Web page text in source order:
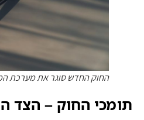
החוק החדש סוגר את מערכת
תומכי החוק – הצד